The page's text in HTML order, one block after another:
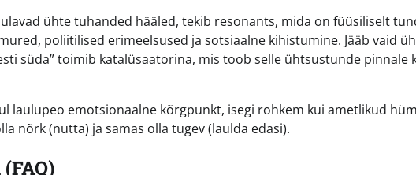
ühte tuhanded hääled, tekib resonants, mida on füüsiliselt
poliitilised erimeelsused ja sotsiaalne kihistumine. Jääb vaid
süda” toimib katalüsaatorina, mis toob selle ühtsustunde pinnale
laulupeo emotsionaalne kõrgpunkt, isegi rohkem kui ametlikud
nõrk (nutta) ja samas olla tugev (laulda edasi).